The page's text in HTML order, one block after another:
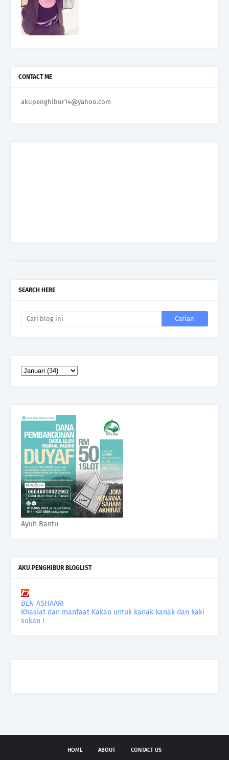
CONTACT ME
akupenghibur14@yahoo.com
SEARCH HERE
Ayuh Bantu
AKU PENGHIBUR BLOGLIST
BEN ASHAARI
Khasiat dan manfaat Kakao untuk kanak kanak dan kaki
sukan !
HOME ABOUT CONTACT US